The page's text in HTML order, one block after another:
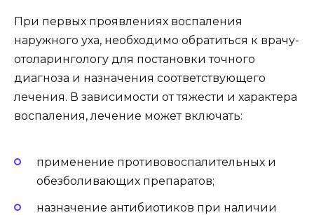
При первых проявлениях воспаления
наружного уха, необходимо обратиться к врачу-
отоларингологу для постановки точного
диагноза и назначения соответствующего
лечения. В зависимости от тяжести и характера
воспаления, лечение может включать:
применение противовоспалительных и
обезболивающих препаратов;
назначение антибиотиков при наличии